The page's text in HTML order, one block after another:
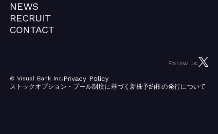
ABOUT
NEWS
NEWS
RECRUIT
RECRUIT
CONTACT
Follow us:
©︎ Visual Bank Inc.Privacy Policy
ストックオプション・プール制度に基づく新株予約権の発行について